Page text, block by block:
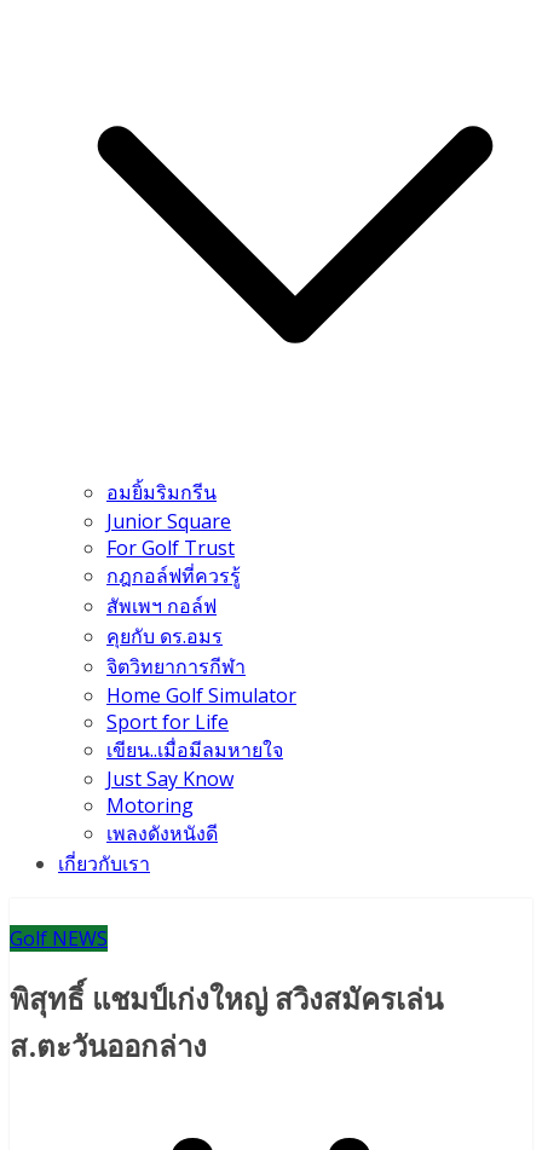
อมยิ้มริมกรีน
Junior Square
For Golf Trust
กฎกอล์ฟที่ควรรู้
สัพเพฯ กอล์ฟ
คุยกับ ดร.อมร
จิตวิทยาการกีฬา
Home Golf Simulator
Sport for Life
เขียน..เมื่อมีลมหายใจ
Just Say Know
Motoring
เพลงดังหนังดี
เกี่ยวกับเรา
Golf NEWS
พิสุทธิ์ แชมป์เก่งใหญ่ สวิงสมัครเล่น
ส.ตะวันออกล่าง